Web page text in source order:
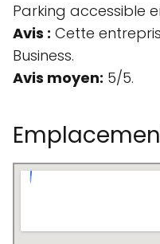
Parking accessible
Avis : Cette
Business.
Avis moyen: 5/5.